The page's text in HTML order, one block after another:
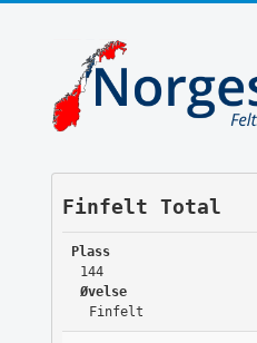
Finfelt Total
Plass
144
Øvelse
Finfelt